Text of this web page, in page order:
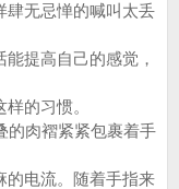
肆无忌惮的喊叫太丢
提高自己的感觉，
的习惯。
肉褶紧紧包裹着手
的电流。随着手指来